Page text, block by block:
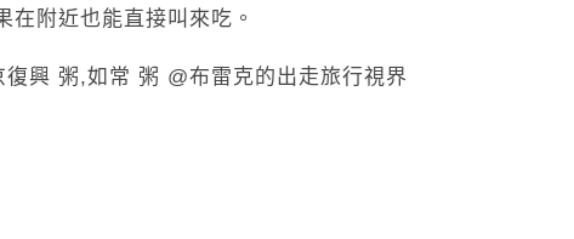
在附近也能直接叫來吃。